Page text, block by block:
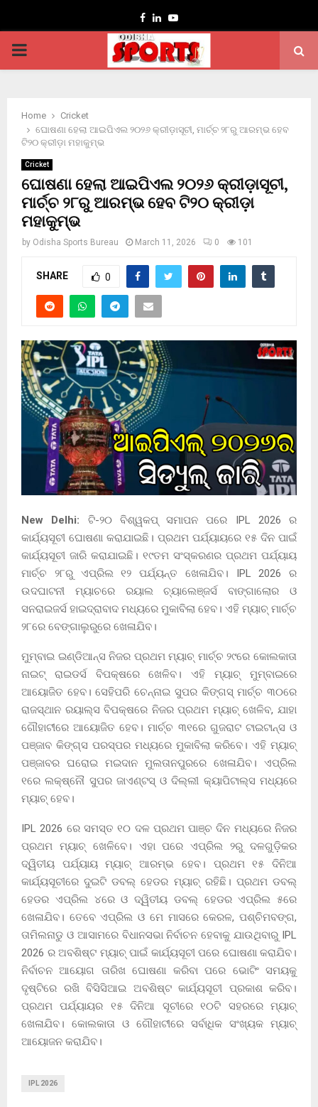
Facebook
LinkedinYoutube
PRIMARY
Home
Cricket
ଘୋଷଣା ହେଲା ଆଇପିଏଲ ୨୦୨୬ କ୍ରୀଡ଼ାସୂଚୀ, ମାର୍ଚ୍ଚ ୨୮ରୁ ଆରମ୍ଭ ହେବ
ଟି୨୦ କ୍ରୀଡ଼ା ମହାକୁମ୍ଭ
Cricket
ଘୋଷଣା ହେଲା ଆଇପିଏଲ ୨୦୨୬ କ୍ରୀଡ଼ାସୂଚୀ,
ମାର୍ଚ୍ଚ ୨୮ରୁ ଆରମ୍ଭ ହେବ ଟି୨୦ କ୍ରୀଡ଼ା
ମହାକୁମ୍ଭ
by Odisha Sports Bureau March 11, 2026 0 101
SHARE 0
New Delhi: ଟି-୨୦ ବିଶ୍ୱକପ୍ ସମାପନ ପରେ IPL 2026 ର
କାର୍ଯ୍ୟସୂଚୀ ଘୋଷଣା କରାଯାଇଛି। ପ୍ରଥମ ପର୍ଯ୍ୟାୟରେ ୧୫ ଦିନ ପାଇଁ
କାର୍ଯ୍ୟସୂଚୀ ଜାରି କରାଯାଇଛି। ୧୯ତମ ସଂସ୍କରଣର ପ୍ରଥମ ପର୍ଯ୍ୟାୟ
ମାର୍ଚ୍ଚ ୨୮ରୁ ଏପ୍ରିଲ ୧୨ ପର୍ଯ୍ୟନ୍ତ ଖେଳାଯିବ। IPL 2026 ର
ଉଦଘାଟନୀ ମ୍ୟାଚରେ ରୟାଲ ଚ୍ୟାଲେଞ୍ଜର୍ସ ବାଙ୍ଗାଲୋର ଓ
ସନରାଇଜର୍ସ ହାଇଦ୍ରାବାଦ ମଧ୍ୟରେ ମୁକାବିଲା ହେବ। ଏହି ମ୍ୟାଚ୍ ମାର୍ଚ୍ଚ
୨୮ରେ ବେଙ୍ଗାଲୁରୁରେ ଖେଳାଯିବ।
ମୁମ୍ବାଇ ଇଣ୍ଡିଆନ୍ସ ନିଜର ପ୍ରଥମ ମ୍ୟାଚ୍ ମାର୍ଚ୍ଚ ୨୯ରେ କୋଲକାତା
ନାଇଟ୍ ରାଇଡର୍ସ ବିପକ୍ଷରେ ଖେଳିବ। ଏହି ମ୍ୟାଚ୍ ମୁମ୍ବାଇରେ
ଆୟୋଜିତ ହେବ। ସେହିପରି ଚେନ୍ନାଇ ସୁପର କିଙ୍ଗସ୍ ମାର୍ଚ୍ଚ ୩୦ରେ
ରାଜସ୍ଥାନ ରୟାଲ୍ସ ବିପକ୍ଷରେ ନିଜର ପ୍ରଥମ ମ୍ୟାଚ୍ ଖେଳିବ, ଯାହା
ଗୌହାଟୀରେ ଆୟୋଜିତ ହେବ। ମାର୍ଚ୍ଚ ୩୧ରେ ଗୁଜରାଟ ଟାଇଟାନ୍ସ ଓ
ପଞ୍ଜାବ କିଙ୍ଗ୍ସ ପରସ୍ପର ମଧ୍ୟରେ ମୁକାବିଲା କରିବେ। ଏହି ମ୍ୟାଚ୍
ପଞ୍ଜାବର ଘରୋଇ ମଇଦାନ ମୁଲତାନପୁରରେ ଖେଳାଯିବ। ଏପ୍ରିଲ
୧ରେ ଲକ୍ଷ୍ନୌ ସୁପର ଜାଏଣ୍ଟସ୍ ଓ ଦିଲ୍ଲୀ କ୍ୟାପିଟାଲ୍ସ ମଧ୍ୟରେ
ମ୍ୟାଚ୍ ହେବ।
IPL 2026 ରେ ସମସ୍ତ ୧୦ ଦଳ ପ୍ରଥମ ପାଞ୍ଚ ଦିନ ମଧ୍ୟରେ ନିଜର
ପ୍ରଥମ ମ୍ୟାଚ୍ ଖେଳିବେ। ଏହା ପରେ ଏପ୍ରିଲ ୨ରୁ ଦଳଗୁଡ଼ିକର
ଦ୍ୱିତୀୟ ପର୍ଯ୍ୟାୟ ମ୍ୟାଚ୍ ଆରମ୍ଭ ହେବ। ପ୍ରଥମ ୧୫ ଦିନିଆ
କାର୍ଯ୍ୟସୂଚୀରେ ଦୁଇଟି ଡବଲ୍ ହେଡର ମ୍ୟାଚ୍ ରହିଛି। ପ୍ରଥମ ଡବଲ୍
ହେଡର ଏପ୍ରିଲ ୪ରେ ଓ ଦ୍ୱିତୀୟ ଡବଲ୍ ହେଡର ଏପ୍ରିଲ ୫ରେ
ଖେଳାଯିବ। ତେବେ ଏପ୍ରିଲ ଓ ମେ ମାସରେ କେରଳ, ପଶ୍ଚିମବଙ୍ଗ,
ତାମିଲନାଡୁ ଓ ଆସାମରେ ବିଧାନସଭା ନିର୍ବାଚନ ହେବାକୁ ଯାଉଥିବାରୁ IPL
2026 ର ଅବଶିଷ୍ଟ ମ୍ୟାଚ୍ ପାଇଁ କାର୍ଯ୍ୟସୂଚୀ ପରେ ଘୋଷଣା କରାଯିବ।
ନିର୍ବାଚନ ଆୟୋଗ ତାରିଖ ଘୋଷଣା କରିବା ପରେ ଭୋଟିଂ ସମୟକୁ
ଦୃଷ୍ଟିରେ ରଖି ବିସିସିଆଇ ଅବଶିଷ୍ଟ କାର୍ଯ୍ୟସୂଚୀ ପ୍ରକାଶ କରିବ।
ପ୍ରଥମ ପର୍ଯ୍ୟାୟର ୧୫ ଦିନିଆ ସୂଚୀରେ ୧୦ଟି ସହରରେ ମ୍ୟାଚ୍
ଖେଳାଯିବ। କୋଲକାତା ଓ ଗୌହାଟୀରେ ସର୍ବାଧିକ ସଂଖ୍ୟକ ମ୍ୟାଚ୍
ଆୟୋଜନ କରାଯିବ।
IPL 2026